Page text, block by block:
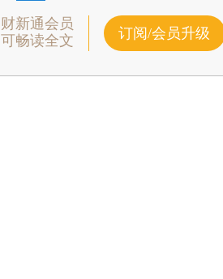
财新通会员
可畅读全文
订阅/会员升级